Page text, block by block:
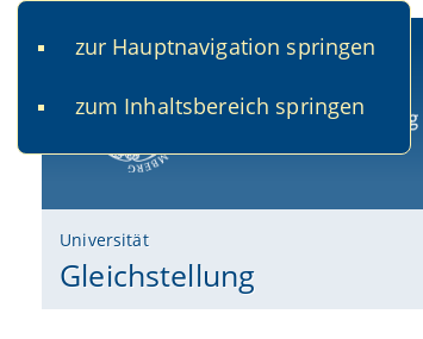
zur Hauptnavigation springen
zum Inhaltsbereich springen
Universität
Gleichstellung